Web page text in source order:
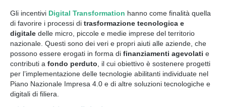
Gli incentivi Digital Transformation hanno come finalità quella
di favorire i processi di trasformazione tecnologica e
digitale delle micro, piccole e medie imprese del territorio
nazionale. Questi sono dei veri e propri aiuti alle aziende, che
possono essere erogati in forma di finanziamenti agevolati e
contributi a fondo perduto , il cui obiettivo è sostenere progetti
per l’implementazione delle tecnologie abilitanti individuate nel
Piano Nazionale Impresa 4.0 e di altre soluzioni tecnologiche e
digitali di filiera.